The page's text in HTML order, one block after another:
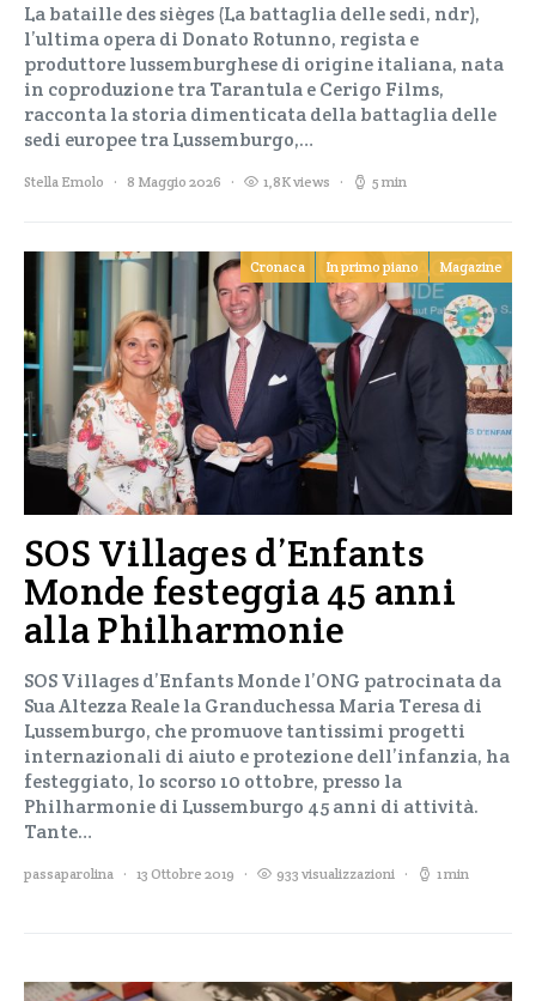
La bataille des sièges (La battaglia delle sedi, ndr),
l’ultima opera di Donato Rotunno, regista e
produttore lussemburghese di origine italiana, nata
in coproduzione tra Tarantula e Cerigo Films,
racconta la storia dimenticata della battaglia delle
sedi europee tra Lussemburgo,…
Stella Emolo 8 Maggio 2026 1,8K views 5 min
Cronaca In primo piano Magazine
SOS Villages d’Enfants
Monde festeggia 45 anni
alla Philharmonie
SOS Villages d’Enfants Monde l’ONG patrocinata da
Sua Altezza Reale la Granduchessa Maria Teresa di
Lussemburgo, che promuove tantissimi progetti
internazionali di aiuto e protezione dell’infanzia, ha
festeggiato, lo scorso 10 ottobre, presso la
Philharmonie di Lussemburgo 45 anni di attività.
Tante…
passaparolina 13 Ottobre 2019 933 visualizzazioni 1 min